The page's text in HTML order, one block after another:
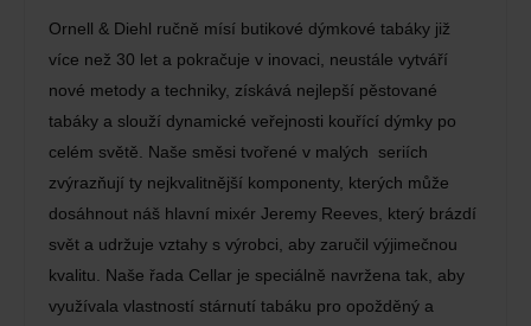
Ornell & Diehl ručně mísí butikové dýmkové tabáky již
více než 30 let a pokračuje v inovaci, neustále vytváří
nové metody a techniky, získává nejlepší pěstované
tabáky a slouží dynamické veřejnosti kouřící dýmky po
celém světě. Naše směsi tvořené v malých seriích
zvýrazňují ty nejkvalitnější komponenty, kterých může
dosáhnout náš hlavní mixér Jeremy Reeves, který brázdí
svět a udržuje vztahy s výrobci, aby zaručil výjimečnou
kvalitu. Naše řada Cellar je speciálně navržena tak, aby
využívala vlastností stárnutí tabáku pro opožděný a